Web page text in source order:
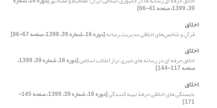
39، 1399، صفحه 41-66]
اخلاق
قرآن و شاخص‌های اخلاقی مدیریت رسانه[دوره 16، شماره 39، 1399، صفحه 67-86]
اخلاق
اخلاق حرفه ای در رسانه‏ های خبری تراز انقلاب اسلامی [دوره 16، شماره 39، 1399،
صفحه 117-144]
اخلاق
بایستگی ‏های اخلاقی حرفۀ تهیه کنندگی [دوره 16، شماره 39، 1399، صفحه 145-
171]